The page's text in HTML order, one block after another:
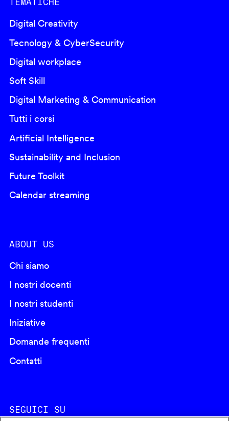
Digital Creativity
Tecnology & CyberSecurity
Digital workplace
Soft Skill
Digital Marketing & Communication
Tutti i corsi
Artificial Intelligence
Sustainability and Inclusion
Future Toolkit
Calendar streaming
ABOUT US
Chi siamo
I nostri docenti
I nostri studenti
Iniziative
Domande frequenti
Contatti
SEGUICI SU